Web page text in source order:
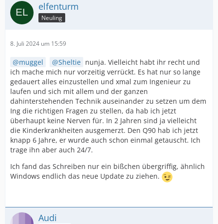
elfenturm
Neuling
8. Juli 2024 um 15:59
muggel Sheltie nunja. Vielleicht habt ihr recht und
ich mache mich nur vorzeitig verrückt. Es hat nur so lange
gedauert alles einzustellen und xmal zum Ingenieur zu
laufen und sich mit allem und der ganzen
dahinterstehenden Technik auseinander zu setzen um dem
Ing die richtigen Fragen zu stellen, da hab ich jetzt
überhaupt keine Nerven für. In 2 Jahren sind ja vielleicht
die Kinderkrankheiten ausgemerzt. Den Q90 hab ich jetzt
knapp 6 Jahre, er wurde auch schon einmal getauscht. Ich
trage ihn aber auch 24/7.
Ich fand das Schreiben nur ein bißchen übergriffig, ähnlich
Windows endlich das neue Update zu ziehen.
Audi